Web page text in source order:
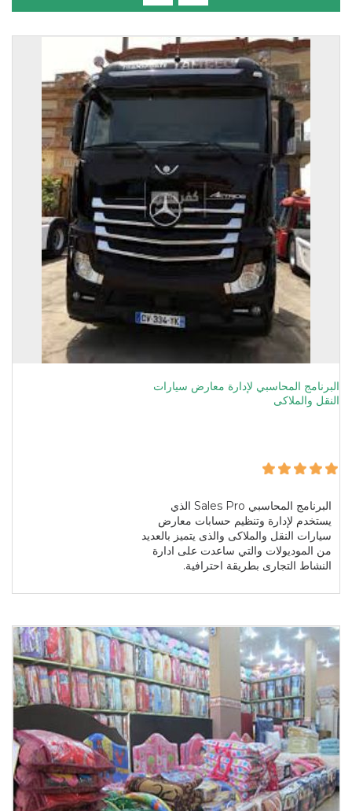
البرنامج المحاسبي لإدارة معارض سيارات
النقل والملاكى
البرنامج المحاسبي Sales Pro الذي
يستخدم لإدارة وتنظيم حسابات معارض
سيارات النقل والملاكى والذى يتميز بالعديد
من الموديولات والتي ساعدت على ادارة
النشاط التجارى بطريقة احترافية.